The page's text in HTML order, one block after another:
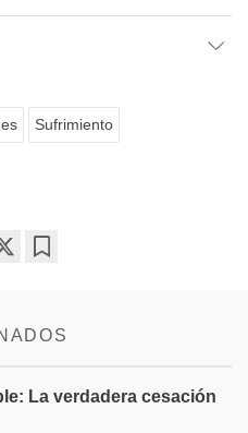
Sufrimiento
La verdadera cesación